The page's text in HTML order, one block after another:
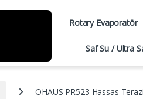
Rotary Evaporatör
Saf Su / Ultra
OHAUS PR523 Hassas Terazi